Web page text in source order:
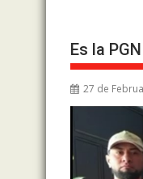
Es la
27 de